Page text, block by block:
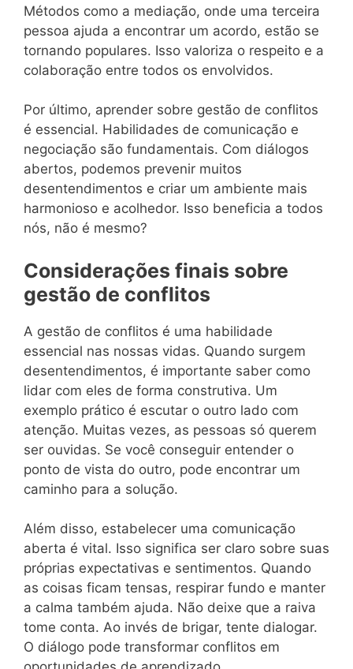
Métodos como a mediação, onde uma terceira
pessoa ajuda a encontrar um acordo, estão se
tornando populares. Isso valoriza o respeito e a
colaboração entre todos os envolvidos.
Por último, aprender sobre gestão de conflitos
é essencial. Habilidades de comunicação e
negociação são fundamentais. Com diálogos
abertos, podemos prevenir muitos
desentendimentos e criar um ambiente mais
harmonioso e acolhedor. Isso beneficia a todos
nós, não é mesmo?
Considerações finais sobre
gestão de conflitos
A gestão de conflitos é uma habilidade
essencial nas nossas vidas. Quando surgem
desentendimentos, é importante saber como
lidar com eles de forma construtiva. Um
exemplo prático é escutar o outro lado com
atenção. Muitas vezes, as pessoas só querem
ser ouvidas. Se você conseguir entender o
ponto de vista do outro, pode encontrar um
caminho para a solução.
Além disso, estabelecer uma comunicação
aberta é vital. Isso significa ser claro sobre suas
próprias expectativas e sentimentos. Quando
as coisas ficam tensas, respirar fundo e manter
a calma também ajuda. Não deixe que a raiva
tome conta. Ao invés de brigar, tente dialogar.
O diálogo pode transformar conflitos em